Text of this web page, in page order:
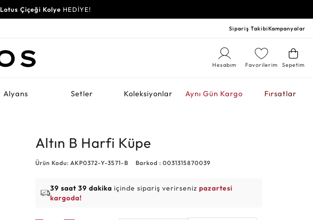
Lotus Çiçeği Kolye HEDİYE!
Sipariş TakibiKampanyalar
Sepetim
Favorilerim
Hesabım
Alyans Setler Koleksiyonlar Aynı Gün Kargo Fırsatlar
Altın B Harfi Küpe
Ürün Kodu: AKP0372-Y-3571-B Barkod : 0031315870039
39 saat 39 dakika içinde sipariş verirsenizpazartesi
kargoda!